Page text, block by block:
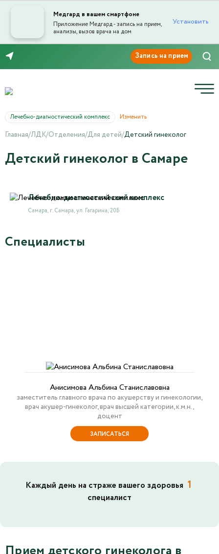
Медгард в вашем смартфоне
Приложение Медгард - запись на прием,
анализы, вызов врача на дом
Установить
Лечебно-диагностический комплекс Изменить
Главная/ЛДК/Отделения/Для детей/Детский гинеколог
Детский гинеколог в Самаре
Лечебно-диагностический комплекс
Самара, г. Самара, ул. Гагарина, 20Б
Специалисты
Анисимова Альбина Станиславовна
заместитель главного врача по акушерству и гинекологии,
врач акушер-гинеколог, врач высшей категории, к.м.н.,
доцент
ЗАПИСАТЬСЯ
Каждый день на страже вашего здоровья 1
специалист